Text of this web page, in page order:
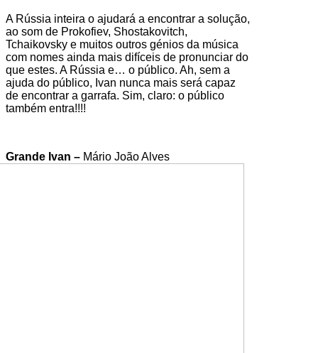
A Rússia inteira o ajudará a encontrar a solução,
ao som de Prokofiev, Shostakovitch,
Tchaikovsky e muitos outros génios da música
com nomes ainda mais difíceis de pronunciar do
que estes. A Rússia e… o público. Ah, sem a
ajuda do público, Ivan nunca mais será capaz
de encontrar a garrafa. Sim, claro: o público
também entra!!!!
Grande Ivan – Mário João Alves